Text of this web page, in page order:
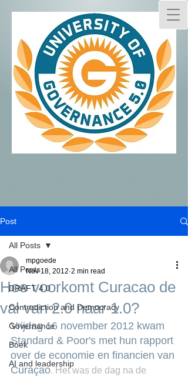
Post
All Posts
DRAFT 4.0
Contradiction and Democracy
Governance
Boek
AI and leadership
All Posts
Hoe voorkomt Curacao de
val van 2.0 naar 1.0?
mpgoede
Nov 18, 2012 2 min read
Vrijdag 16 november 2012 kwam
Standard & Poor's met hun rapport
over de economie en financien van
Curaçao. Het was de dag na de